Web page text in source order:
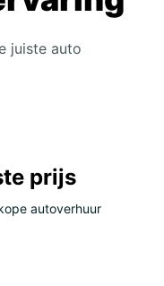
juiste auto
prijs
autoverhuur